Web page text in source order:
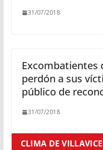
31/07/2018
Excombatientes
perdón a sus
público de
31/07/2018
CLIMA DE